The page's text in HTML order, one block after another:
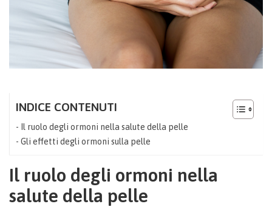
INDICE CONTENUTI
Il ruolo degli ormoni nella salute della pelle
Gli effetti degli ormoni sulla pelle
Il ruolo degli ormoni nella
salute della pelle